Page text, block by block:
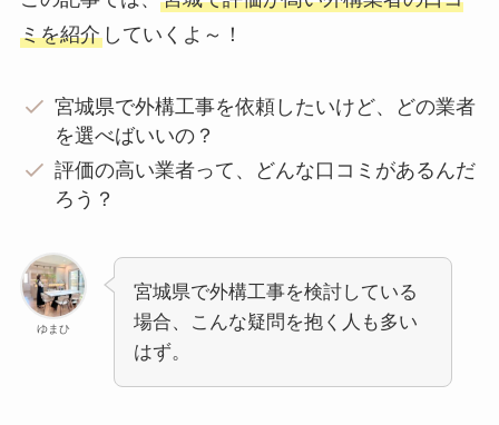
ミを紹介していくよ～！
宮城県で外構工事を依頼したいけど、どの業者
を選べばいいの？
評価の高い業者って、どんな口コミがあるんだ
ろう？
ゆまひ
宮城県で外構工事を検討している
場合、こんな疑問を抱く人も多い
はず。